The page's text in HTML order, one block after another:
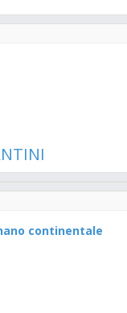
continentale